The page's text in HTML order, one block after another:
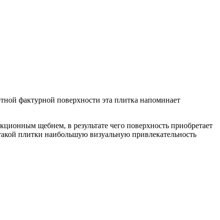
фактурной поверхности эта плитка напоминает
щебнем, в результате чего поверхность приобретает
плитки наибольшую визуальную привлекательность